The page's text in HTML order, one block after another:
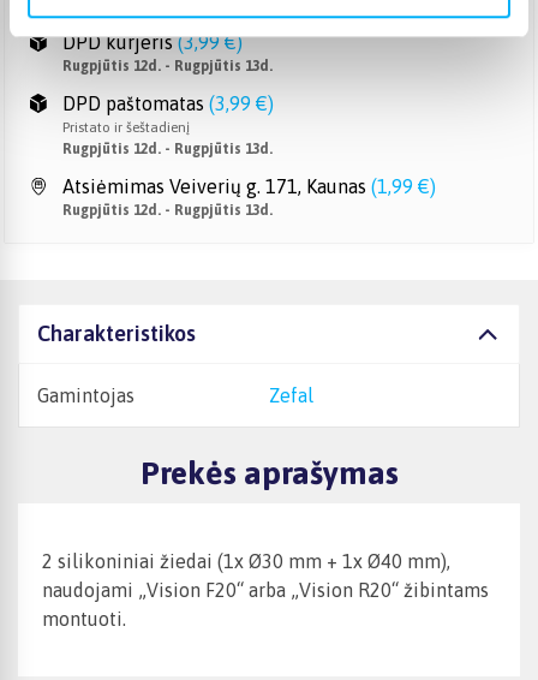
DPD kurjeris (3,99 €)
Rugpjūtis 12d. - Rugpjūtis 13d.
DPD paštomatas (3,99 €)
Pristato ir šeštadienį
Rugpjūtis 12d. - Rugpjūtis 13d.
Atsiėmimas Veiverių g. 171, Kaunas (1,99 €)
Rugpjūtis 12d. - Rugpjūtis 13d.
Charakteristikos
Gamintojas Zefal
Prekės aprašymas
2 silikoniniai žiedai (1x Ø30 mm + 1x Ø40 mm),
naudojami „Vision F20“ arba „Vision R20“ žibintams
montuoti.